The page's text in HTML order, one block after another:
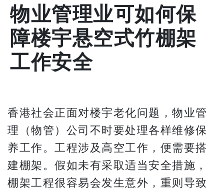
物业管理业可如何保
障楼宇悬空式竹棚架
工作安全
香港社会正面对楼宇老化问题，物业管
理（物管）公司不时要处理各样维修保
养工作。工程涉及高空工作，便需要搭
建棚架。假如未有采取适当安全措施，
棚架工程很容易会发生意外，重则导致